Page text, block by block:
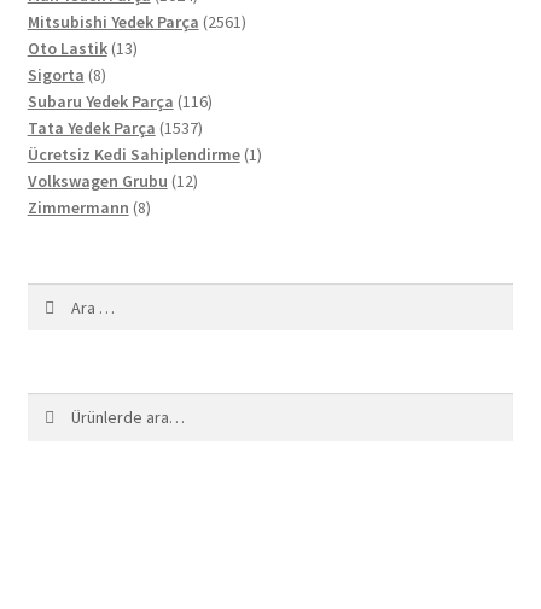
ürün
Mitsubishi Yedek Parça 25612561
Oto Lastik 1313
Sigorta 88
ürün
Subaru Yedek Parça 116116
Tata Yedek Parça 15371537
ürün
Ücretsiz Kedi Sahiplendirme 11
Volkswagen Grubu 1212
Zimmermann 88